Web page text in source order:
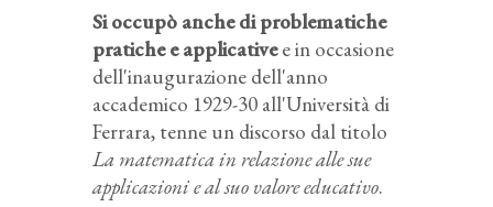
Si occupò anche di problematiche
pratiche e applicativee in occasione
dell'inaugurazione dell'anno
accademico 1929-30 all'Università di
Ferrara, tenne un discorso dal titolo
La matematica in relazione alle sue
applicazioni e al suo valore educativo.